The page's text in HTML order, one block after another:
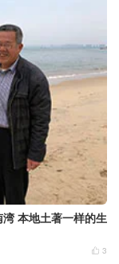
本地土著一样的生
 3